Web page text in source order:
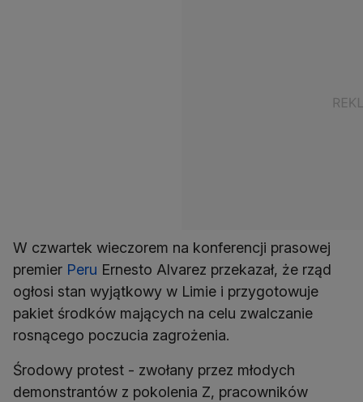
W czwartek wieczorem na konferencji prasowej
premier Peru Ernesto Alvarez przekazał, że rząd
ogłosi stan wyjątkowy w Limie i przygotowuje
pakiet środków mających na celu zwalczanie
rosnącego poczucia zagrożenia.
Środowy protest - zwołany przez młodych
demonstrantów z pokolenia Z, pracowników